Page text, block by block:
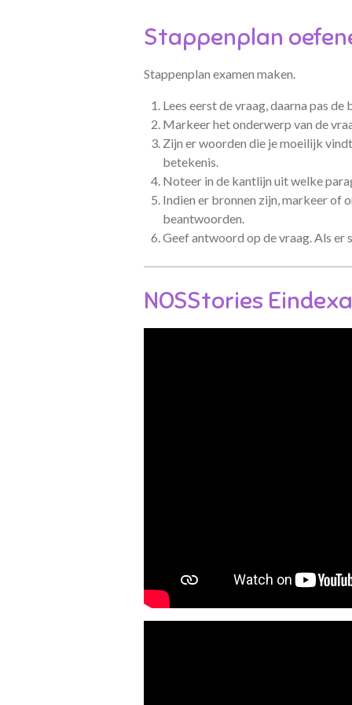
Stappenplan
Stappenplan examen maken.
Lees eerst de vraag, daarna pas de
Markeerhet onderwerp van de
Zijn er woorden die je moeilijk
betekenis.
Noteer in de kantlijn uit welke
Indien er bronnen zijn, markeer of
beantwoorden.
Geef antwoord op de vraag. Als er
NOSStories